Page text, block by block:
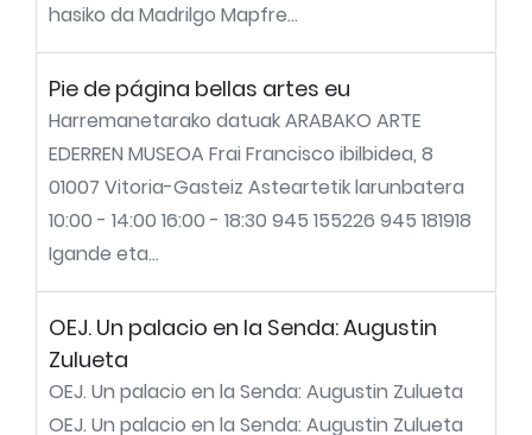
hasiko da Madrilgo Mapfre...
Pie de página bellas artes eu
Harremanetarako datuak ARABAKO ARTE
EDERREN MUSEOA Frai Francisco ibilbidea, 8
01007 Vitoria-Gasteiz Asteartetik larunbatera
10:00 - 14:00 16:00 - 18:30 945 155226 945 181918
Igande eta...
OEJ. Un palacio en la Senda: Augustin
Zulueta
OEJ. Un palacio en la Senda: Augustin Zulueta
OEJ. Un palacio en la Senda: Augustin Zulueta